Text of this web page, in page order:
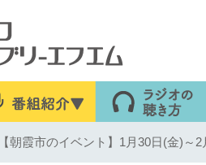
【朝霞市のイベント】1月30日(金)～